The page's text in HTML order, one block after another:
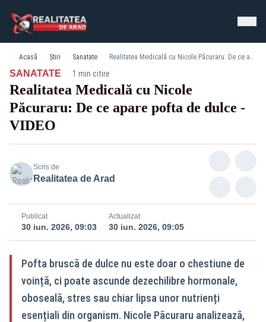
Acasă Știri Sanatate Realitatea Medicală cu Nicole Păcuraru: De ce apare pofta de dulce - VIDEO
SANATATE· 1 min citire
Realitatea Medicală cu Nicole
Păcuraru: De ce apare pofta de dulce -
VIDEO
Scris de
Realitatea de Arad
Publicat
30 iun. 2026, 09:03
Actualizat
30 iun. 2026, 09:05
Pofta bruscă de dulce nu este doar o chestiune de
voință, ci poate ascunde dezechilibre hormonale,
oboseală, stres sau chiar lipsa unor nutrienți
esențiali din organism. Nicole Păcuraru analizează,